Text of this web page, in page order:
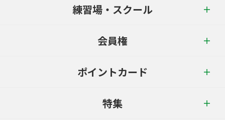
練習場・スクール
会員権
ポイントカード
特集